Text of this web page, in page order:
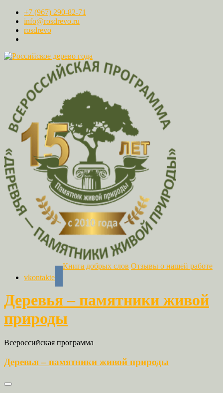
+7 (967) 290-82-71
info@rosdrevo.ru
rosdrevo
vkontakte
Книга добрых слов Отзывы о нашей работе
Деревья – памятники живой
природы
Всероссийская программа
Деревья – памятники живой природы